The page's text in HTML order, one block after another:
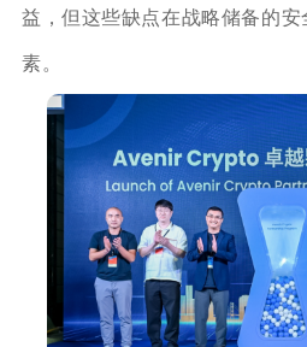
益，但这些缺点在战略储备的安
素。